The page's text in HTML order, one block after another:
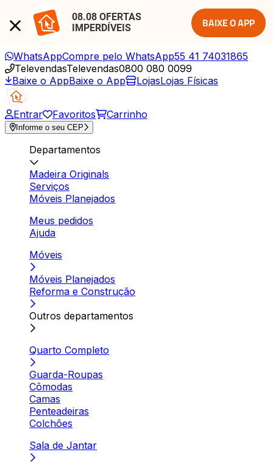
08.08 OFERTAS
IMPERDÍVEIS
BAIXE O APP
WhatsAppCompre pelo WhatsApp55 41 74031865
TelevendasTelevendas0800 080 0099
Baixe o AppBaixe o App LojasLojas Físicas
Entrar Favoritos Carrinho
Informe o seu CEP
Departamentos
Madeira Originals
Serviços
Móveis Planejados
Meus pedidos
Ajuda
Móveis
Móveis Planejados
Reforma e Construção
Outros departamentos
Quarto Completo
Guarda-Roupas
Cômodas
Camas
Penteadeiras
Colchões
Sala de Jantar